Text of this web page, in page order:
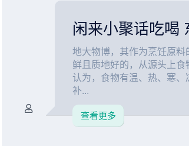
闲来小聚话吃喝
地大物博，其作为烹饪原
鲜且质地好的，从源头上
认为，食物有温、热、寒
补...
查看更多